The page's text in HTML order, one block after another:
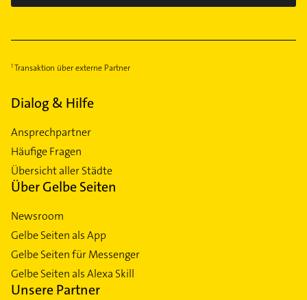
Transaktion über externe Partner
Dialog & Hilfe
Ansprechpartner
Häufige Fragen
Übersicht aller Städte
Über Gelbe Seiten
Newsroom
Gelbe Seiten als App
Gelbe Seiten für Messenger
Gelbe Seiten als Alexa Skill
Unsere Partner